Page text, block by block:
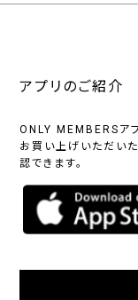
アプリのご紹介
ONLY MEMBERSア
お買い上げいただい
認できます。